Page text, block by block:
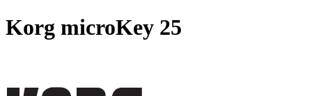
Korg microKey 25